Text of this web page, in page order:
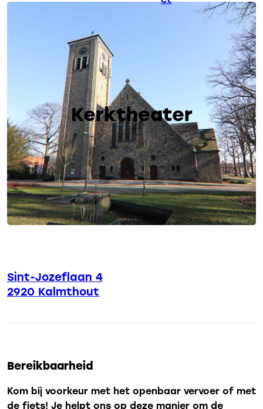
Kerktheater
Sint-Jozeflaan 4
2920 Kalmthout
Bereikbaarheid
Kom bij voorkeur met het openbaar vervoer of met
de fiets! Je helpt ons op deze manier om de